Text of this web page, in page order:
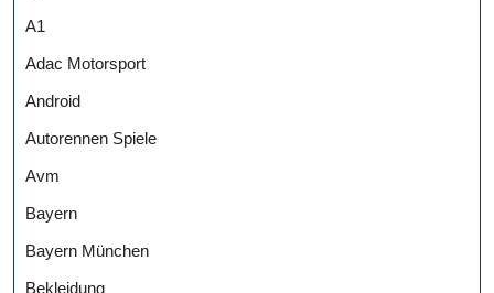
A1
Adac Motorsport
Android
Autorennen Spiele
Avm
Bayern
Bayern München
Bekleidung